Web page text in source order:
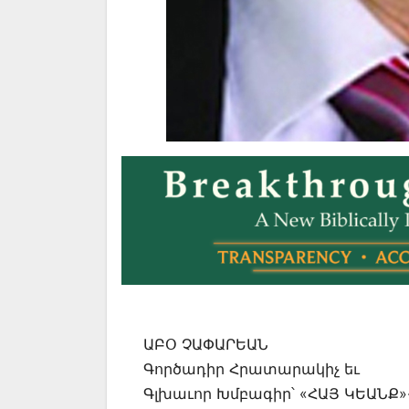
ԱԲՕ ՉԱՓԱՐԵԱՆ
Գործադիր Հրատարակիչ եւ
Գլխաւոր Խմբագիր՝ «ՀԱՅ